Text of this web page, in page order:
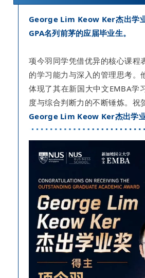
George Lim Keow Ker杰出学
GPA名列前茅的应届毕业生。
项今羽同学凭借优异的核心课程
的学习能力与深入的管理思考。
体现了其在新国大中文EMBA学
度与综合判断力的不断锤炼。 祝
George Lim Keow Ker杰出学业